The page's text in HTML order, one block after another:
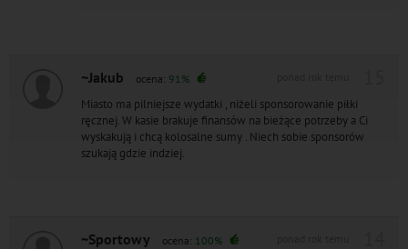
~Jakub ocena: 91%
Miasto ma pilniejsze wydatki , niżeli sponsorowanie piłki
ręcznej. W kasie brakuje finansów na bieżące potrzeby a Ci
wyskakują i chcą kolosalne sumy . Niech sobie sponsorów
szukają gdzie indziej.
~Sportowy ocena: 100%